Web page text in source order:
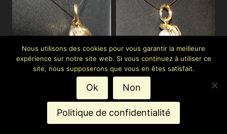
Nous utilisons des cookies pour vous garantir la meilleure
expérience sur notre site web. Si vous continuez à utiliser ce
site, nous supposerons que vous en êtes satisfait.
Ok Non
Politique de confidentialité